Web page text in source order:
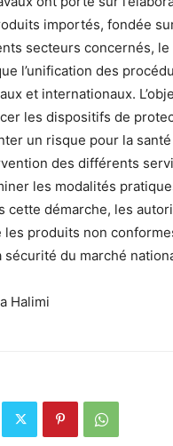
importés, fondée
secteurs concernés,
l’unification des
et internationaux.
les dispositifs de
un risque pour la
des différents
les modalités
cette démarche, les
les produits non
sécurité du marché
Halimi